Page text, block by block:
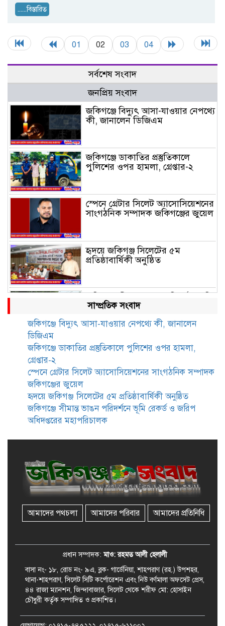
......বিস্তারিত
01 02 03 04
সর্বশেষ সংবাদ
জনপ্রিয় সংবাদ
জকিগঞ্জে বিদ্যুৎ আসা-যাওয়ার নেপথ্যে
কী, জানালেন ডিজিএম
জকিগঞ্জে ডাকাতির প্রস্তুতিকালে
পুলিশের ওপর হামলা, গ্রেপ্তার-২
স্পেনে গ্রেটার সিলেট অ্যাসোসিয়েশনের
সাংগঠনিক সম্পাদক জকিগঞ্জের জুয়েল
হৃদয়ে জকিগঞ্জ সিলেটের ৫ম
প্রতিষ্ঠাবার্ষিকী অনুষ্ঠিত
রেকর্ড ও জরিপ অধিদপ্তরের
জকিগঞ্জে নারী ও শিশু নির্যাতন ও
বাল্যবিবাহ প্রতিরোধে আন্তঃকলেজ
জকিগঞ্জে বালাউট ছাহেব বাড়ীর
উদ্যোগে দিনব্যাপী ফ্রি চক্ষু সেবা ক্যাম্প
রেলপথে যুক্ত হবে জকিগঞ্জ-কানাইঘাট,
শুরু হচ্ছে সম্ভাব্যতা সমীক্ষা
ছবি ঘিরে আলোচনা!
সাম্প্রতিক সংবাদ
জকিগঞ্জে বিদ্যুৎ আসা-যাওয়ার নেপথ্যে কী, জানালেন
ডিজিএম
জকিগঞ্জে ডাকাতির প্রস্তুতিকালে পুলিশের ওপর হামলা,
গ্রেপ্তার-২
স্পেনে গ্রেটার সিলেট অ্যাসোসিয়েশনের সাংগঠনিক সম্পাদক
জকিগঞ্জের জুয়েল
হৃদয়ে জকিগঞ্জ সিলেটের ৫ম প্রতিষ্ঠাবার্ষিকী অনুষ্ঠিত
জকিগঞ্জে সীমান্ত ভাঙন পরিদর্শনে ভূমি রেকর্ড ও জরিপ
অধিদপ্তরের মহাপরিচালক
আমাদের পথচলা আমাদের পরিবার আমাদের প্রতিনিধি
প্রধান সম্পাদক:মাও: রহমত আলী হেলালী
বাসা নং- ১৮, রোড নং- ৯এ, ব্লক- গার্ডেনিয়া, শাহপরাণ (রহ.) উপশহর,
থানা-শাহপরাণ, সিলেট সিটি কর্পোরেশন এবং নিউ বর্ণমালা অফসেট প্রেস,
৪৪ রাজা ম্যানশন, জিন্দাবাজার, সিলেট থেকে শরীফ মো: হোসাইন
চৌধুরী কর্তৃক সম্পাদিত ও প্রকাশিত।